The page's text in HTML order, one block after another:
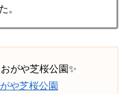
。
がや芝桜公園✨
や芝桜公園